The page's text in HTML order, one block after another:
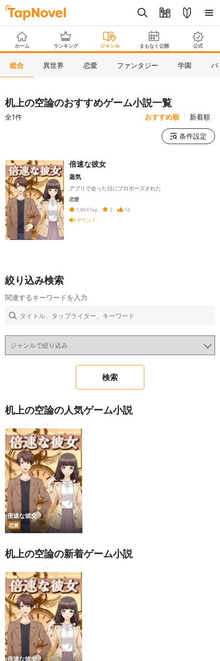
ホーム ランキング ジャンル まもなく公開 公式
総合 異世界 恋愛 ファンタジー 学園 バ
机上の空論のおすすめゲーム小説一覧
全1件 おすすめ順 新着順
条件設定
倍速な彼女
蒸気
アプリで会った日にプロポーズされた
恋愛
1,854Tap 2
14
サウンド
絞り込み検索
関連するキーワードを入力
机上の空論の人気ゲーム小説
倍速な彼女
恋愛
机上の空論の新着ゲーム小説
倍速な彼女